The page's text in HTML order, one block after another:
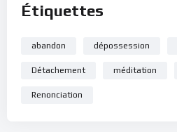
Étiquettes
abandon dépossession
Détachement méditation
Renonciation